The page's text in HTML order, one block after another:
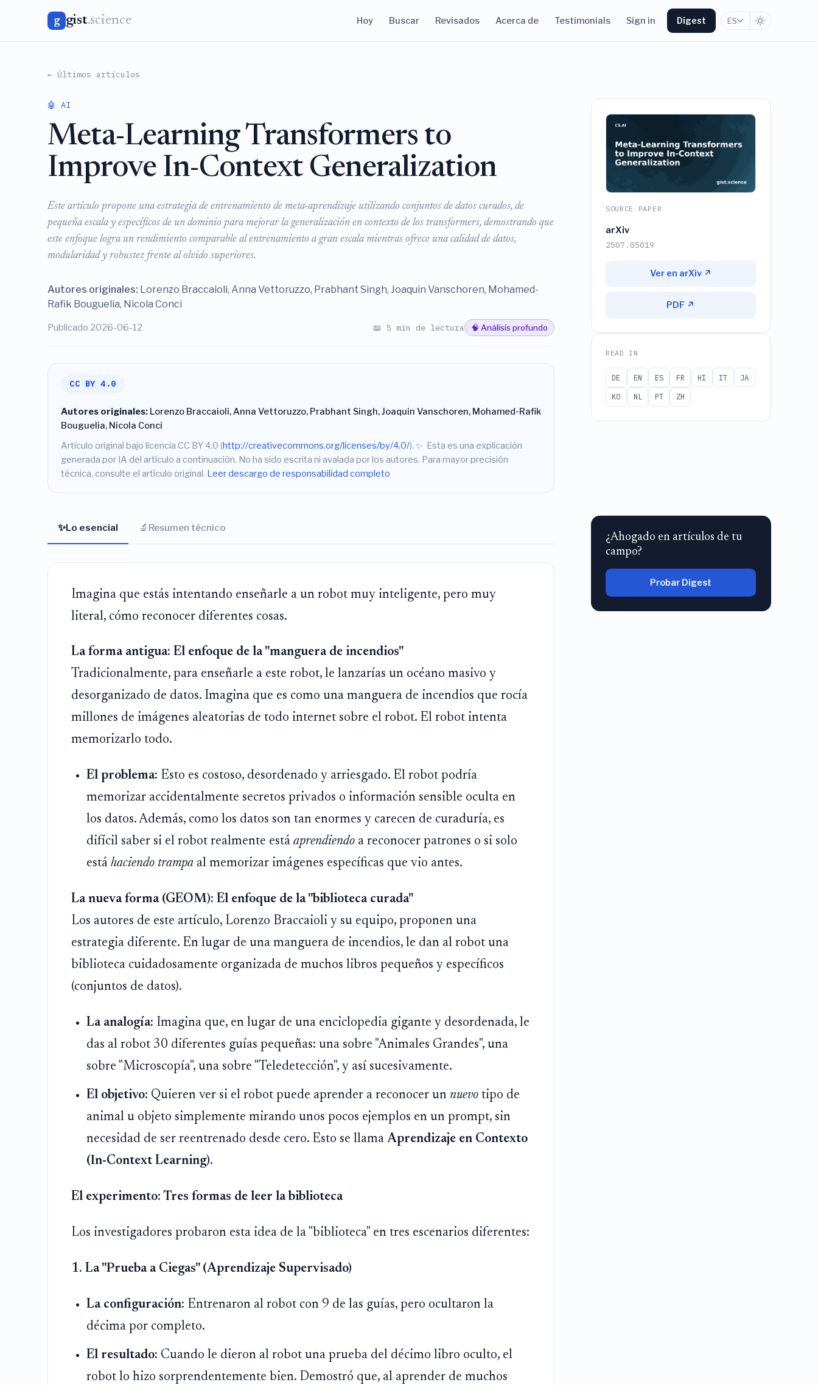
g gist.science Hoy Buscar Revisados Acerca de Testimonials Sign in Digest ES
← Últimos artículos
🤖 AI
Meta-Learning Transformers to
Improve In-Context Generalization
Este artículo propone una estrategia de entrenamiento de meta-aprendizaje utilizando conjuntos de datos curados, de
pequeña escala y específicos de un dominio para mejorar la generalización en contexto de los transformers, demostrando que
este enfoque logra un rendimiento comparable al entrenamiento a gran escala mientras ofrece una calidad de datos,
modularidad y robustez frente al olvido superiores.
Autores originales: Lorenzo Braccaioli, Anna Vettoruzzo, Prabhant Singh, Joaquin Vanschoren, Mohamed-
Rafik Bouguelia, Nicola Conci
Publicado 2026-06-12 📖 5 min de lectura 🧠 Análisis profundo
CC BY 4.0
Autores originales:Lorenzo Braccaioli, Anna Vettoruzzo, Prabhant Singh, Joaquin Vanschoren, Mohamed-Rafik
Bouguelia, Nicola Conci
Artículo original bajo licencia CC BY 4.0 (http://creativecommons.org/licenses/by/4.0/). ✨ Esta es una explicación
generada por IA del artículo a continuación. No ha sido escrita ni avalada por los autores. Para mayor precisión
técnica, consulte el artículo original. Leer descargo de responsabilidad completo
✨Lo esencial 🔬 Resumen técnico
Imagina que estás intentando enseñarle a un robot muy inteligente, pero muy
literal, cómo reconocer diferentes cosas.
La forma antigua: El enfoque de la "manguera de incendios"
Tradicionalmente, para enseñarle a este robot, le lanzarías un océano masivo y
desorganizado de datos. Imagina que es como una manguera de incendios que rocía
millones de imágenes aleatorias de todo internet sobre el robot. El robot intenta
memorizarlo todo.
El problema: Esto es costoso, desordenado y arriesgado. El robot podría
memorizar accidentalmente secretos privados o información sensible oculta en
los datos. Además, como los datos son tan enormes y carecen de curaduría, es
difícil saber si el robot realmente estáaprendiendo a reconocer patrones o si solo
estáhaciendo trampa al memorizar imágenes específicas que vio antes.
La nueva forma (GEOM): El enfoque de la "biblioteca curada"
Los autores de este artículo, Lorenzo Braccaioli y su equipo, proponen una
estrategia diferente. En lugar de una manguera de incendios, le dan al robot una
biblioteca cuidadosamente organizada de muchos libros pequeños y específicos
(conjuntos de datos).
La analogía: Imagina que, en lugar de una enciclopedia gigante y desordenada, le
das al robot 30 diferentes guías pequeñas: una sobre "Animales Grandes", una
sobre "Microscopía", una sobre "Teledetección", y así sucesivamente.
El objetivo: Quieren ver si el robot puede aprender a reconocer unnuevo tipo de
animal u objeto simplemente mirando unos pocos ejemplos en un prompt, sin
necesidad de ser reentrenado desde cero. Esto se llamaAprendizaje en Contexto
(In-Context Learning).
El experimento: Tres formas de leer la biblioteca
Los investigadores probaron esta idea de la "biblioteca" en tres escenarios diferentes:
1. La "Prueba a Ciegas" (Aprendizaje Supervisado)
La configuración: Entrenaron al robot con 9 de las guías, pero ocultaron la
décima por completo.
El resultado: Cuando le dieron al robot una prueba del décimo libro oculto, el
robot lo hizo sorprendentemente bien. Demostró que, al aprender de muchos
SOURCE PAPER
arXiv
2507.05019
Ver en arXiv ↗
PDF ↗
READ IN
DE EN ES FR HI IT
JA
KO
NL PT ZH
¿Ahogado en artículos de tu
campo?
Probar Digest